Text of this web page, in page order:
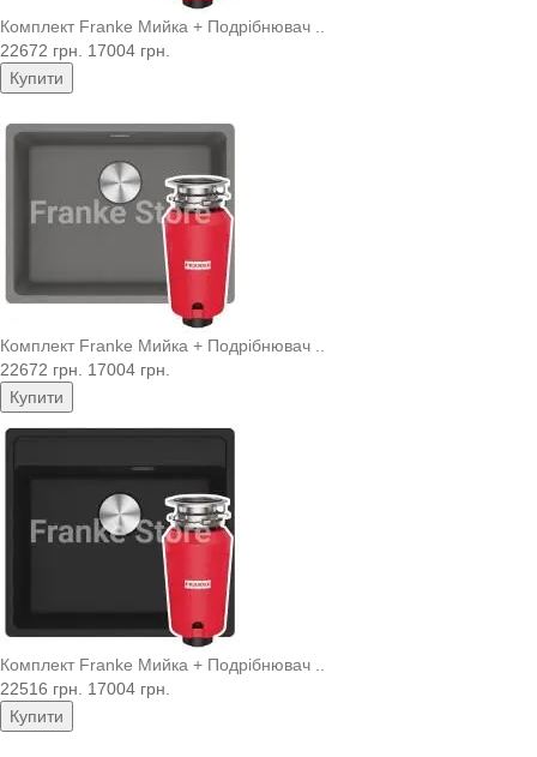
Комплект Franke Мийка + Подрібнювач ..
22672 грн.
17004 грн.
Купити
Комплект Franke Мийка + Подрібнювач ..
22672 грн.
17004 грн.
Купити
Комплект Franke Мийка + Подрібнювач ..
22516 грн.
17004 грн.
Купити